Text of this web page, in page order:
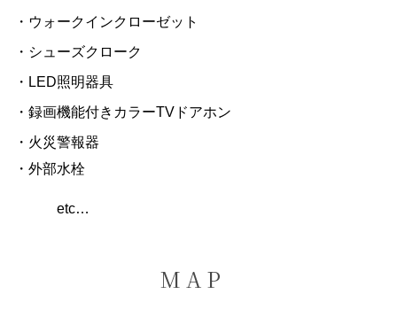
・ウォークインクローゼット
・シューズクローク
・LED照明器具
・録画機能付きカラーTVドアホン
・火災警報器
・外部水栓
etc…
M A P